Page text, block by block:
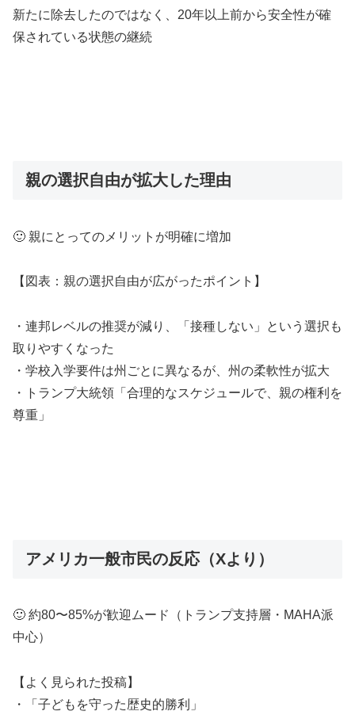
新たに除去したのではなく、20年以上前から安全性が確
保されている状態の継続
親の選択自由が拡大した理由
🙂 親にとってのメリットが明確に増加
【図表：親の選択自由が広がったポイント】
・連邦レベルの推奨が減り、「接種しない」という選択も
取りやすくなった
・学校入学要件は州ごとに異なるが、州の柔軟性が拡大
・トランプ大統領「合理的なスケジュールで、親の権利を
尊重」
アメリカ一般市民の反応（Xより）
🙂 約80〜85%が歓迎ムード（トランプ支持層・MAHA派
中心）
【よく見られた投稿】
・「子どもを守った歴史的勝利」